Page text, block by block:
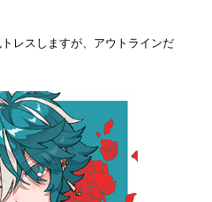
レスしますが、アウトラインだ